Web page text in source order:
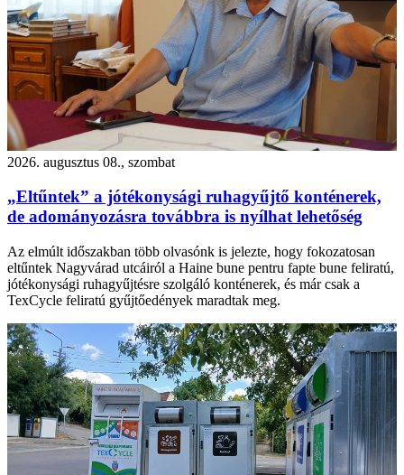
2026. augusztus 08., szombat
„Eltűntek” a jótékonysági ruhagyűjtő konténerek,
de adományozásra továbbra is nyílhat lehetőség
Az elmúlt időszakban több olvasónk is jelezte, hogy fokozatosan
eltűntek Nagyvárad utcáiról a Haine bune pentru fapte bune feliratú,
jótékonysági ruhagyűjtésre szolgáló konténerek, és már csak a
TexCycle feliratú gyűjtőedények maradtak meg.